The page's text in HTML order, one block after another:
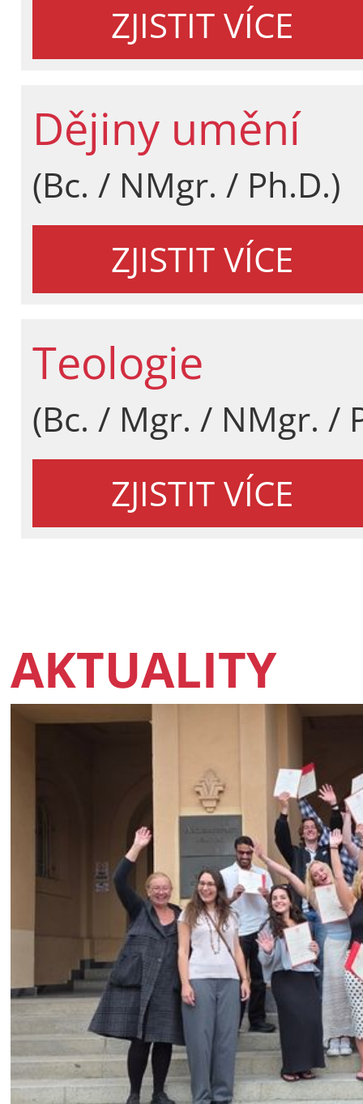
ZJISTIT VÍCE
Dějiny umění
(Bc. / NMgr. / Ph.D.)
ZJISTIT VÍCE
Teologie
(Bc. / Mgr. / NMgr. /
ZJISTIT VÍCE
AKTUALITY